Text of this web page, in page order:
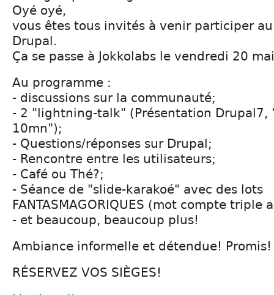
Oyé oyé,
vous êtes tous invités à venir participer
Drupal.
Ça se passe à Jokkolabs le vendredi 20
Au programme :
- discussions sur la communauté;
- 2 "lightning-talk" (Présentation Drupal7,
10mn");
- Questions/réponses sur Drupal;
- Rencontre entre les utilisateurs;
- Café ou Thé?;
- Séance de "slide-karakoé" avec des lots
FANTASMAGORIQUES (mot compte triple
- et beaucoup, beaucoup plus!
Ambiance informelle et détendue! Promis!
RÉSERVEZ VOS SIÈGES!